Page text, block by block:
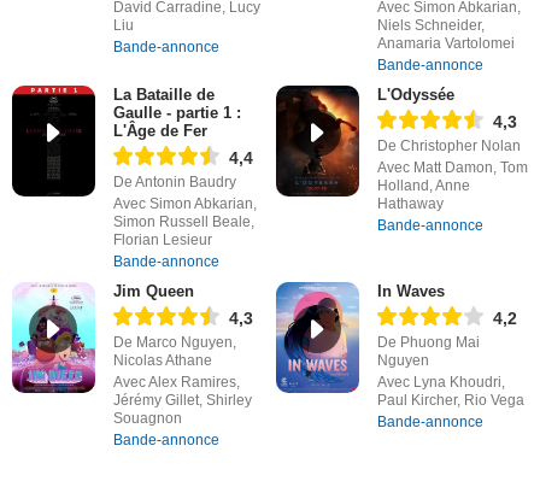
David Carradine, Lucy
Liu
Bande-annonce
Avec Simon Abkarian,
Niels Schneider,
Anamaria Vartolomei
Bande-annonce
La Bataille de
Gaulle - partie 1 :
L'Âge de Fer
4,4
De Antonin Baudry
Avec Simon Abkarian,
Simon Russell Beale,
Florian Lesieur
Bande-annonce
L'Odyssée
4,3
De Christopher Nolan
Avec Matt Damon, Tom
Holland, Anne
Hathaway
Bande-annonce
Jim Queen
4,3
De Marco Nguyen,
Nicolas Athane
Avec Alex Ramires,
Jérémy Gillet, Shirley
Souagnon
Bande-annonce
In Waves
4,2
De Phuong Mai
Nguyen
Avec Lyna Khoudri,
Paul Kircher, Rio Vega
Bande-annonce